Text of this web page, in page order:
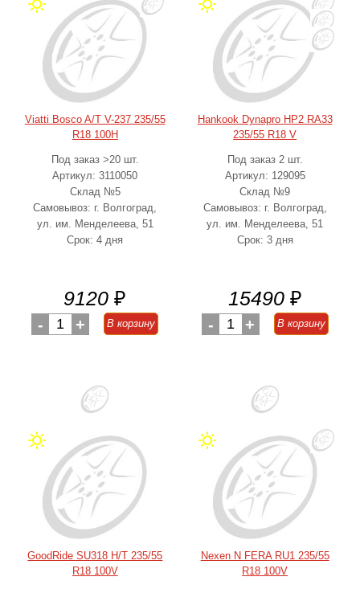
Viatti Bosco A/T V-237 235/55
R18 100H
Под заказ >20 шт.
Артикул: 3110050
Склад №5
Самовывоз: г. Волгоград,
ул. им. Менделеева, 51
Срок: 4 дня
9120 ₽
- 1 + В корзину
Hankook Dynapro HP2 RA33
235/55 R18 V
Под заказ 2 шт.
Артикул: 129095
Склад №9
Самовывоз: г. Волгоград,
ул. им. Менделеева, 51
Срок: 3 дня
15490 ₽
- 1 + В корзину
GoodRide SU318 H/T 235/55
R18 100V
Nexen N FERA RU1 235/55
R18 100V